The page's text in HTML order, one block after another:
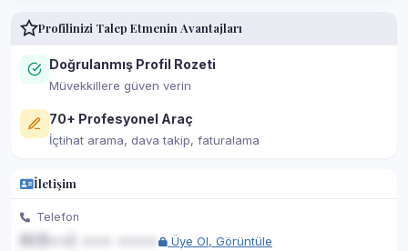
Profilinizi Talep Etmenin Avantajları
Doğrulanmış Profil Rozeti
Müvekkillere güven verin
70+ Profesyonel Araç
İçtihat arama, dava takip, faturalama
İletişim
Telefon
Üye Ol, Görüntüle